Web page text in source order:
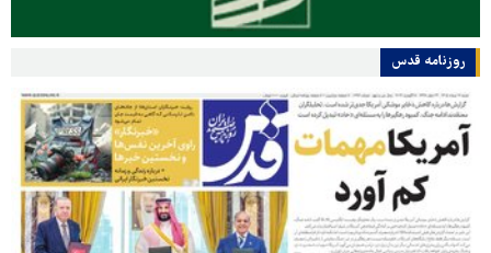
روزنامه قدس